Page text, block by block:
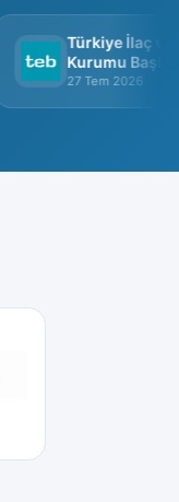
Türkiye İlaç ve
Kurumu
Görüşme
27 Tem 2026